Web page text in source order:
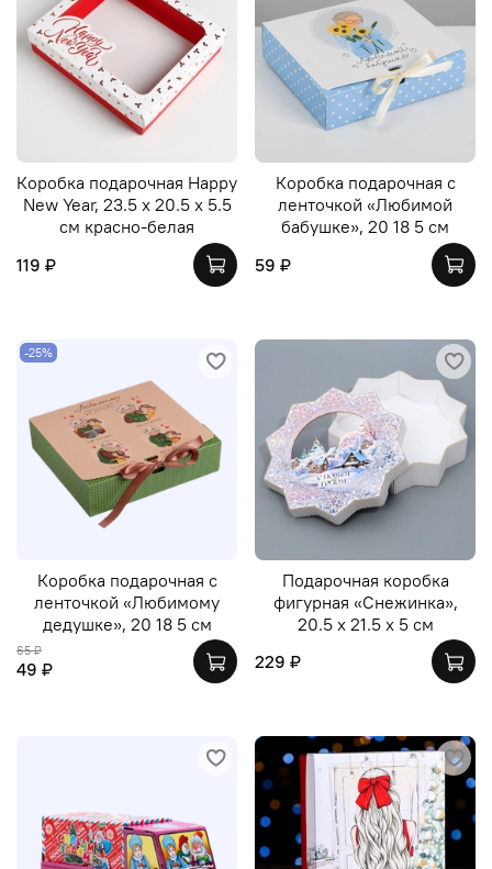
Коробка подарочная Happy
New Year, 23.5 х 20.5 х 5.5
см красно-белая
119 ₽
Коробка подарочная с
ленточкой «Любимой
бабушке», 20 18 5 см
59 ₽
-25%
Коробка подарочная с
ленточкой «Любимому
дедушке», 20 18 5 см
65 ₽
49 ₽
Подарочная коробка
фигурная «Снежинка»,
20.5 х 21.5 х 5 см
229 ₽